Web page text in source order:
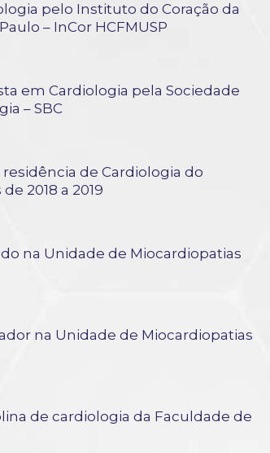
pelo Instituto do Coração da
– InCor HCFMUSP
em Cardiologia pela Sociedade
– SBC
de Cardiologia do
2018 a 2019
na Unidade de Miocardiopatias
na Unidade de Miocardiopatias
de cardiologia da Faculdade de